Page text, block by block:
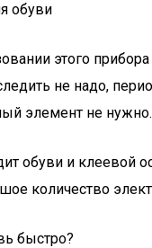
обуви
этого прибора
не надо,
элемент не нужно.
обуви и клеевой
количество
быстро?